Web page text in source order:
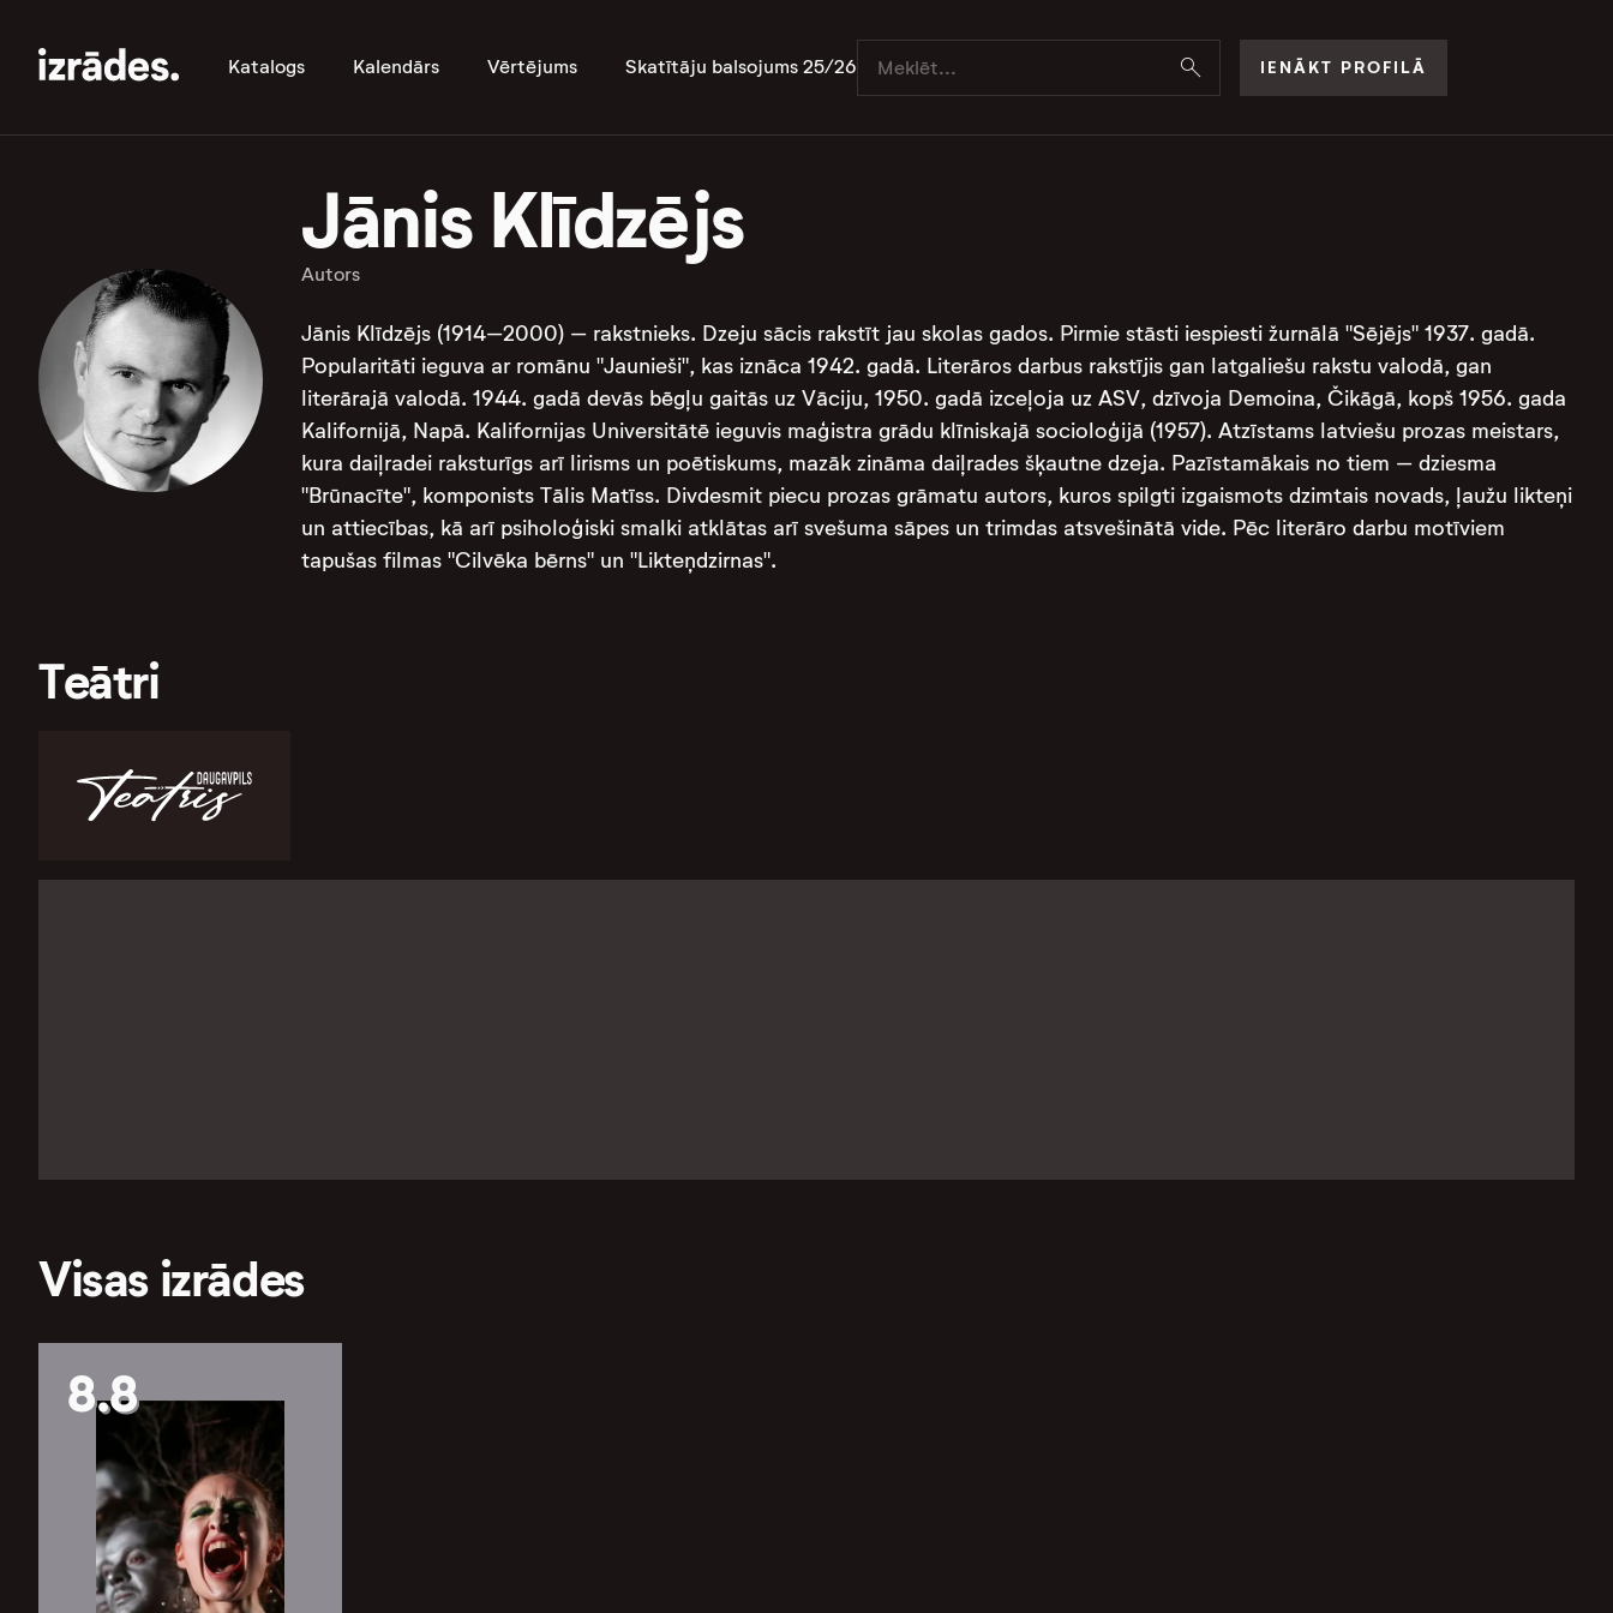
Katalogs Kalendārs Vērtējums Skatītāju balsojums 25/26 IENĀKT PROFILĀ
Jānis Klīdzējs
Autors
Jānis Klīdzējs (1914–2000) – rakstnieks. Dzeju sācis rakstīt jau skolas gados. Pirmie stāsti iespiesti žurnālā "Sējējs" 1937. gadā.
Popularitāti ieguva ar romānu "Jaunieši", kas iznāca 1942. gadā. Literāros darbus rakstījis gan latgaliešu rakstu valodā, gan
literārajā valodā. 1944. gadā devās bēgļu gaitās uz Vāciju, 1950. gadā izceļoja uz ASV, dzīvoja Demoina, Čikāgā, kopš 1956. gada
Kalifornijā, Napā. Kalifornijas Universitātē ieguvis maģistra grādu klīniskajā socioloģijā (1957). Atzīstams latviešu prozas meistars,
kura daiļradei raksturīgs arī lirisms un poētiskums, mazāk zināma daiļrades šķautne dzeja. Pazīstamākais no tiem – dziesma
"Brūnacīte", komponists Tālis Matīss. Divdesmit piecu prozas grāmatu autors, kuros spilgti izgaismots dzimtais novads, ļaužu likteņi
un attiecības, kā arī psiholoģiski smalki atklātas arī svešuma sāpes un trimdas atsvešinātā vide. Pēc literāro darbu motīviem
tapušas filmas "Cilvēka bērns" un "Likteņdzirnas".
Teātri
Visas izrādes
8.8